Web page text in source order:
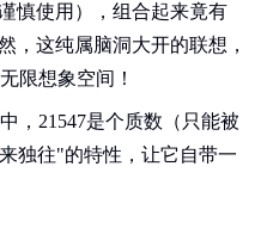
慎使用），组合起来竟有
这纯属脑洞大开的联想，
限想象空间！
，21547是个质数（只能被
独往"的特性，让它自带一